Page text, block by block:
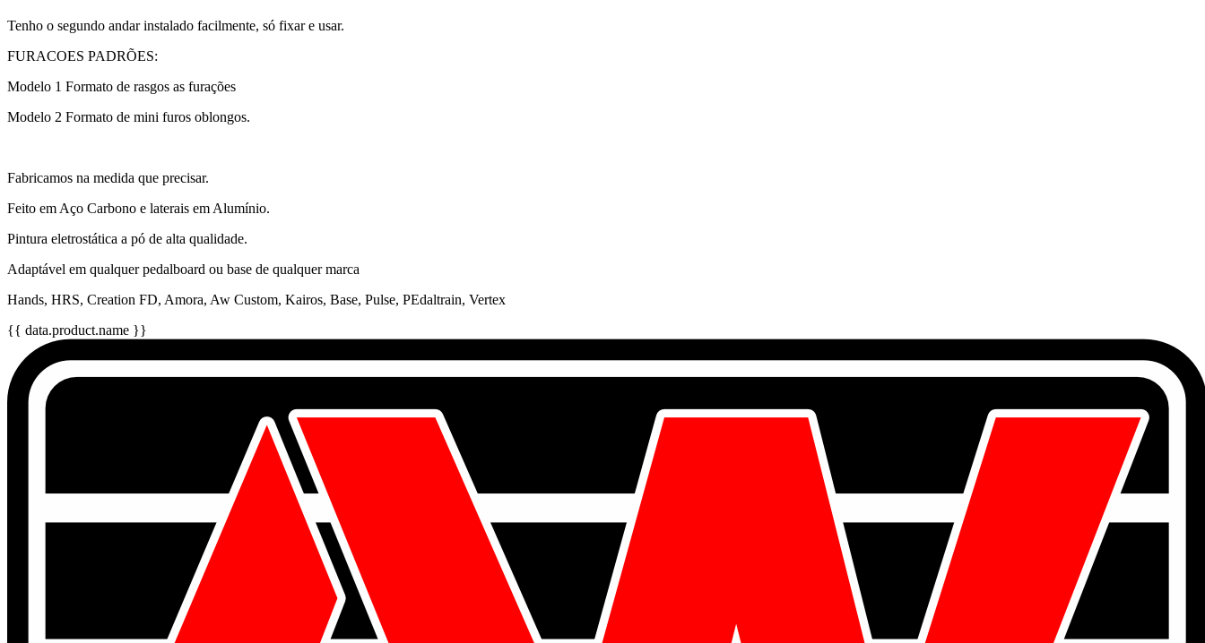
Tenho o segundo andar instalado facilmente, só fixar e usar.
FURACOES PADRÕES:
Modelo 1 Formato de rasgos as furações
Modelo 2 Formato de mini furos oblongos.
Fabricamos na medida que precisar.
Feito em Aço Carbono e laterais em Alumínio.
Pintura eletrostática a pó de alta qualidade.
Adaptável em qualquer pedalboard ou base de qualquer marca
Hands, HRS, Creation FD, Amora, Aw Custom, Kairos, Base, Pulse, PEdaltrain, Vertex
{{ data.product.name }}